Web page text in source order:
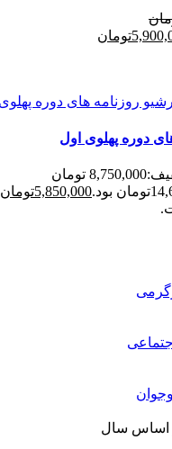
تومان
دوره پهلوی اول
8,750,000 تومان
5,850,000تومان
اساس سال